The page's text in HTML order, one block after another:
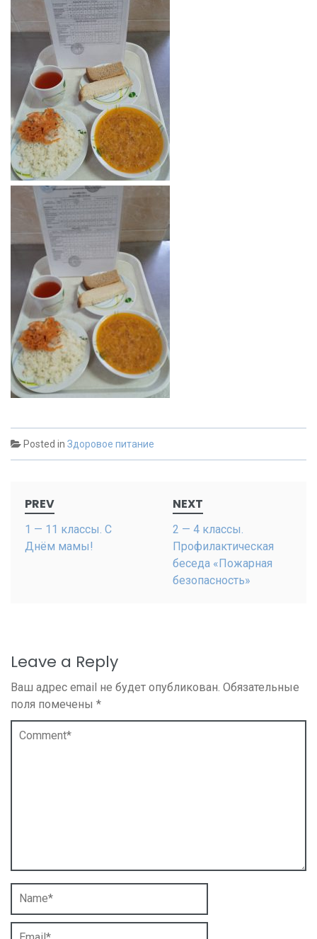
Posted in Здоровое питание
navigation
PREV
1 — 11 классы. С
Днём мамы!
NEXT
2 — 4 классы.
Профилактическая
беседа «Пожарная
безопасность»
Leave a Reply
Ваш адрес email не будет опубликован. Обязательные
поля помечены *